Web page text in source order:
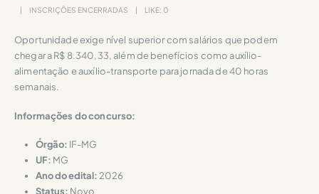
INSCRIÇÕES ENCERRADAS LIKE: 0
Oportunidade exige nível superior com salários que podem
chegar a R$ 8.340,33, além de benefícios como auxílio-
alimentação e auxílio-transporte para jornada de 40 horas
semanais.
Informações do concurso:
Órgão: IF-MG
UF: MG
Ano do edital:2026
Status: Novo